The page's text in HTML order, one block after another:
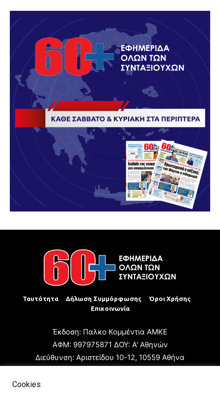
Ταυτότητα Δήλωση Συμμόρφωσης
Όροι Χρήσης
Επικοινωνία
Έκδοση: Παλκο Κομμέντια ΑΜΚΕ
ΑΦΜ: 997975871 ΔΟΥ: Α' Αθηνών
Διεύθυνση: Αριστείδου 10-12, 10559 Αθήνα
Cookies